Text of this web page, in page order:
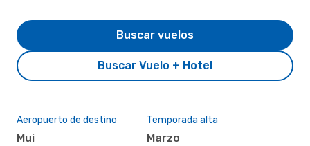
Buscar Vuelo + Hotel
Buscar vuelos
Aeropuerto de destino
Mui
Temporada alta
marzo